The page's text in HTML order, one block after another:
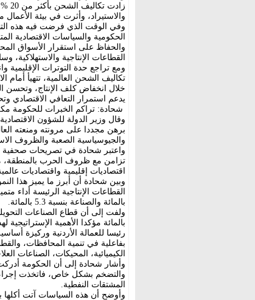
والاستيراد، وأثرت في بيئة الأعمال
وفي الوقت الذي فرضت فيه هذه
الحكومية والسياسات الاقتصادية
والحفاظ على استقرار الأسواق
القطاعات الإنتاجية
ومع تراجع حدة التوترات الإقليمية
تكاليف الشحن العالمية، تتهيأ
خلال انخفاض كلف الإنتاج، وتحسن
يدعم استمرار التعافي الاقتصادي
شحادة: تراكم الخبرات للحكومة
وقال وزير الدولة للشؤون
برهن مجددا على مرونته ومنعته
والجيوسياسية الصعبة والظروف
واعتبر شحادة في تصريحات صحفية
تزامن مع ظروف الحرب بالمنطقة،
اقتصاديات إقليمية واقتصاديات
وبين شحادة أن أبرز ما يميز هذا
بالمائة والصناعة بنسبة 5.3 بالمائة.
رئيسا للعمالة الأردنية وركيزة
بفاعلية في تنمية المحافظات،
الكيميائية، المحيكات، الصناعات
وأشار شحادة إلى أن الحكومة أدركت
والتضخم بشكل خاص، فاتخذت
المشتقات النفطية.